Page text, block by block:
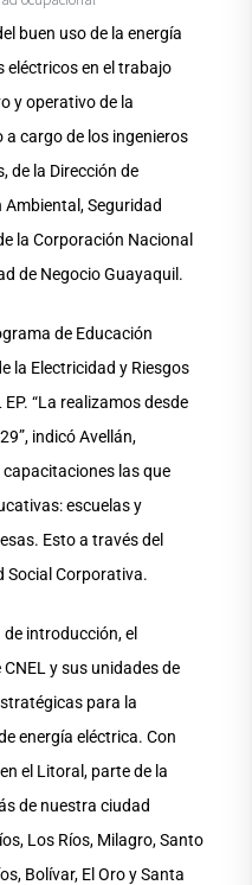
buen uso de la energía
eléctricos en el trabajo
y operativo de la
a cargo de los ingenieros
de la Dirección de
Ambiental, Seguridad
la Corporación Nacional
de Negocio Guayaquil.
de Educación
la Electricidad y Riesgos
“La realizamos desde
indicó Avellán,
las que
escuelas y
Esto a través del
Social Corporativa.
de introducción, el
y sus unidades de
para la
energía eléctrica. Con
el Litoral, parte de la
de nuestra ciudad
Los Ríos, Milagro, Santo
Bolívar, El Oro y Santa